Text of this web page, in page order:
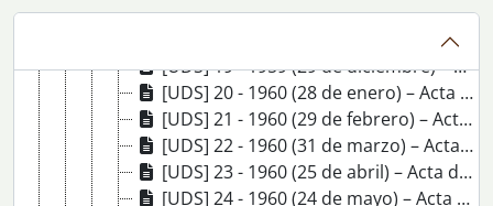
[UDS] 17 - 1959 (29 de octubre) – Acta del Jurado
[UDS] 18 - 1959 (30 de noviembre) – Acta del Jurado
[UDS] 19 - 1959 (29 de diciembre) – Acta del Jurado
[UDS] 20 - 1960 (28 de enero) – Acta del Jurado
[UDS] 21 - 1960 (29 de febrero) – Acta del Jurado
[UDS] 22 - 1960 (31 de marzo) – Acta del Jurado
[UDS] 23 - 1960 (25 de abril) – Acta del Jurado
[UDS] 24 - 1960 (24 de mayo) – Acta del Jurado (sesión extraordinaria)